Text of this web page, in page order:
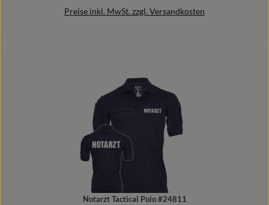
Preise inkl. MwSt. zzgl. Versandkosten
Notarzt Tactical Polo #24811